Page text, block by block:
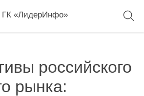
ГК «ЛидерИнфо»
российского
рынка: